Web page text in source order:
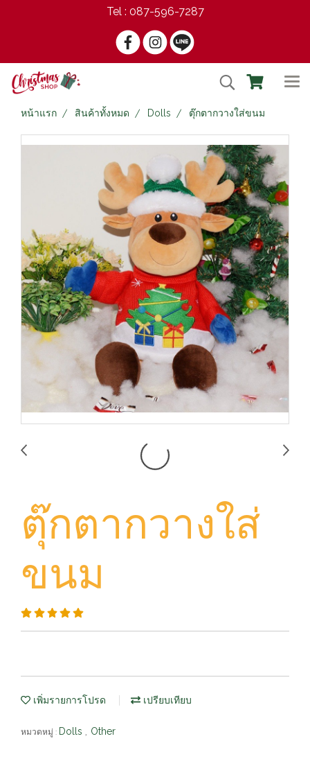
Tel : 087-596-7287
หน้าแรก สินค้าทั้งหมด Dolls ตุ๊กตากวางใส่ขนม
ตุ๊กตากวางใส่
ขนม
เพิ่มรายการโปรด เปรียบเทียบ
หมวดหมู่ : Dolls , Other